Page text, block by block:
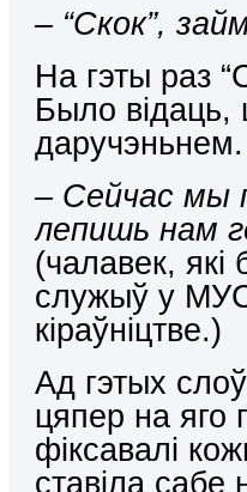
– “Скок”,
На гэты раз
Было відаць,
даручэньнем.
– Сейчас
лепишь нам
(чалавек,
служыў у
кіраўніцтве.)
Ад гэтых
цяпер на яго
фіксавалі
ставіла сабе